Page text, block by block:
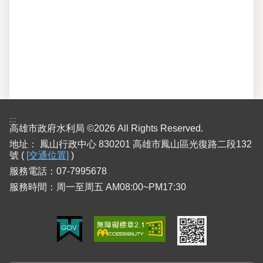
:::
高雄市政府水利局 ©2026 All Rights Reserved.
地址：
鳳山行政中心 830201 高雄市鳳山區光復路二段132
號 ( [交通位置] )
服務電話：07-7995678
服務時間：周一至周五 AM08:00~PM17:30